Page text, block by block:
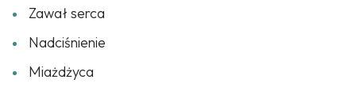
Zawał serca
Nadciśnienie
Miażdżyca